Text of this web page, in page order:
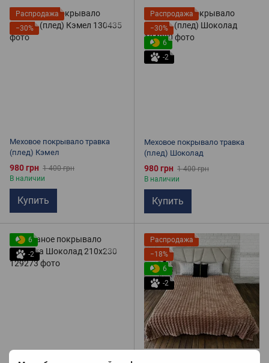
Распродажа
−30%
Меховое покрывало травка
(плед) Кэмел
980 грн 1 400 грн
В наличии
Купить
Распродажа
−30%
6
-2
Меховое покрывало травка
(плед) Шоколад
980 грн 1 400 грн
В наличии
Купить
6
-2
Распродажа
−18%
6
-2